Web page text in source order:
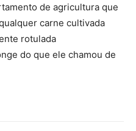
de agricultura que
carne cultivada
rotulada
do que ele chamou de